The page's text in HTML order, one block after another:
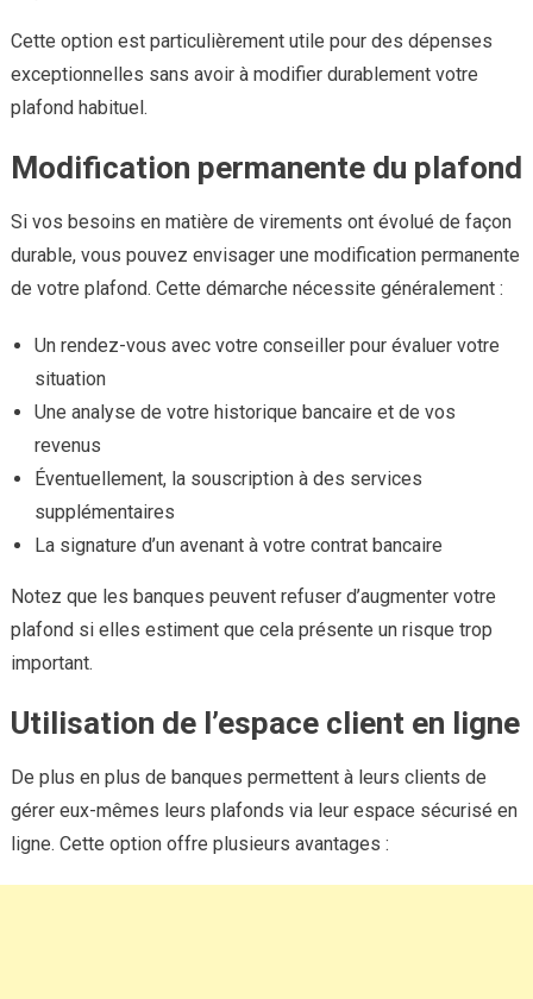
Cette option est particulièrement utile pour des dépenses
exceptionnelles sans avoir à modifier durablement votre
plafond habituel.
Modification permanente du plafond
Si vos besoins en matière de virements ont évolué de façon
durable, vous pouvez envisager une modification permanente
de votre plafond. Cette démarche nécessite généralement :
Un rendez-vous avec votre conseiller pour évaluer votre
situation
Une analyse de votre historique bancaire et de vos
revenus
Éventuellement, la souscription à des services
supplémentaires
La signature d’un avenant à votre contrat bancaire
Notez que les banques peuvent refuser d’augmenter votre
plafond si elles estiment que cela présente un risque trop
important.
Utilisation de l’espace client en ligne
De plus en plus de banques permettent à leurs clients de
gérer eux-mêmes leurs plafonds via leur espace sécurisé en
ligne. Cette option offre plusieurs avantages :